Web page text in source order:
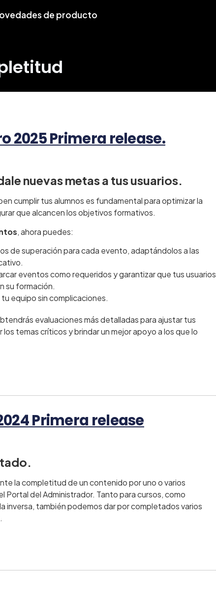
de producto
2025 Primera release.
nuevas metas a tus usuarios.
cumplir tus alumnos es fundamental para optimizar la
que alcancen los objetivos formativos.
, ahora puedes:
de superación para cada evento, adaptándolos a las
eventos como requeridos y garantizar que tus usuarios
su formación.
equipo sin complicaciones.
evaluaciones más detalladas para ajustar tus
temas críticos y brindar un mejor apoyo a los que lo
Primera release
la completitud de un contenido por uno o varios
Portal del Administrador. Tanto para cursos, como
inversa, también podemos dar por completados varios